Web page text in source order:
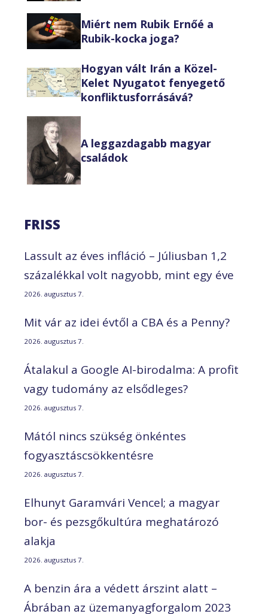
Miért nem Rubik Ernőé a
Rubik-kocka joga?
Hogyan vált Irán a Közel-
Kelet Nyugatot fenyegető
konfliktusforrásává?
A leggazdagabb magyar
családok
FRISS
Lassult az éves infláció – Júliusban 1,2
százalékkal volt nagyobb, mint egy éve
2026. augusztus 7.
Mit vár az idei évtől a CBA és a Penny?
2026. augusztus 7.
Átalakul a Google AI-birodalma: A profit
vagy tudomány az elsődleges?
2026. augusztus 7.
Mától nincs szükség önkéntes
fogyasztáscsökkentésre
2026. augusztus 7.
Elhunyt Garamvári Vencel; a magyar
bor- és pezsgőkultúra meghatározó
alakja
2026. augusztus 7.
A benzin ára a védett árszint alatt –
Ábrában az üzemanyagforgalom 2023